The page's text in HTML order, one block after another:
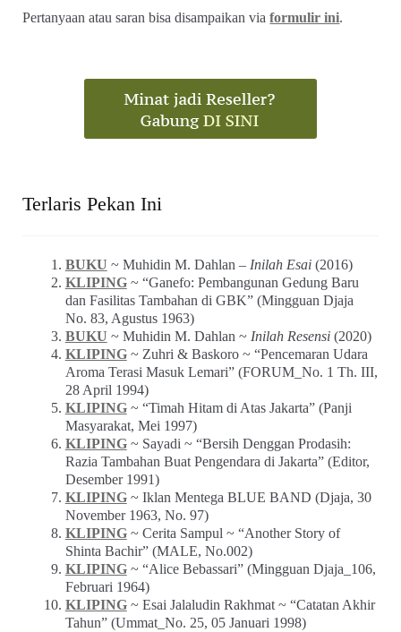
Pertanyaan atau saran bisa disampaikan viaformulir ini.
Terlaris Pekan Ini
BUKU ~ Muhidin M. Dahlan – Inilah Esai(2016)
KLIPING~ “Ganefo: Pembangunan Gedung Baru
dan Fasilitas Tambahan di GBK” (Mingguan Djaja
No. 83, Agustus 1963)
BUKU ~ Muhidin M. Dahlan ~ Inilah Resensi(2020)
KLIPING~ Zuhri & Baskoro ~ “Pencemaran Udara
Aroma Terasi Masuk Lemari” (FORUM_No. 1 Th. III,
28 April 1994)
KLIPING~ “Timah Hitam di Atas Jakarta” (Panji
Masyarakat, Mei 1997)
KLIPING~ Sayadi ~ “Bersih Denggan Prodasih:
Razia Tambahan Buat Pengendara di Jakarta” (Editor,
Desember 1991)
KLIPING~ Iklan Mentega BLUE BAND (Djaja, 30
November 1963, No. 97)
KLIPING~ Cerita Sampul ~ “Another Story of
Shinta Bachir” (MALE, No.002)
KLIPING~ “Alice Bebassari” (Mingguan Djaja_106,
Februari 1964)
KLIPING~ Esai Jalaludin Rakhmat ~ “Catatan Akhir
Tahun” (Ummat_No. 25, 05 Januari 1998)